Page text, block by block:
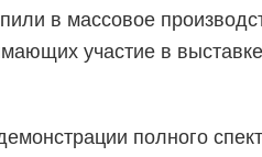
в массовое
участие в
полного